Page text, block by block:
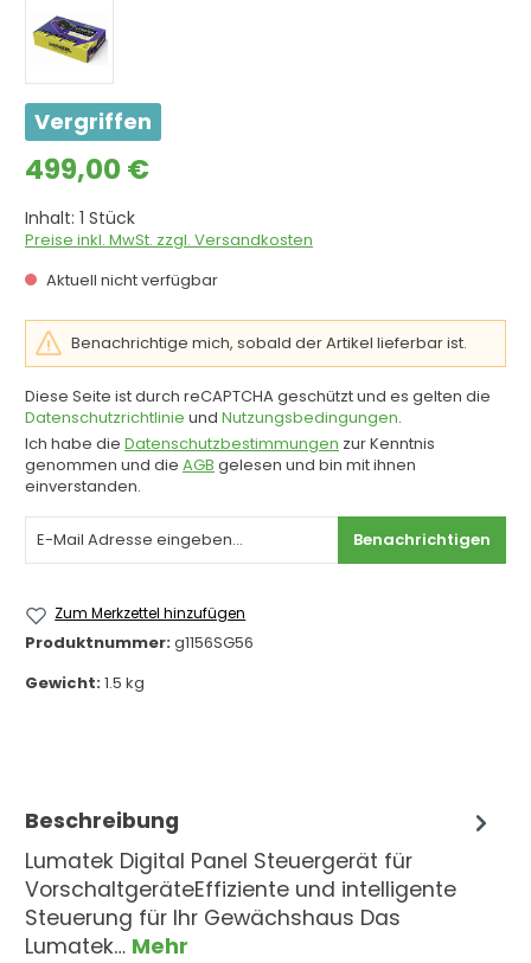
Vergriffen
Regulärer Preis:
499,00 €
Inhalt: 1 Stück
Preise inkl. MwSt. zzgl. Versandkosten
Aktuell nicht verfügbar
Benachrichtige mich, sobald der Artikel lieferbar ist.
Diese Seite ist durch reCAPTCHA geschützt und es gelten die
Datenschutzrichtlinie und Nutzungsbedingungen.
Ich habe die Datenschutzbestimmungen zur Kenntnis
genommen und die AGB gelesen und bin mit ihnen
einverstanden.
Benachrichtigen
Zum Merkzettel hinzufügen
Produktnummer:g1156SG56
Gewicht:1.5 kg
Beschreibung
Lumatek Digital Panel Steuergerät für
VorschaltgeräteEffiziente und intelligente
Steuerung für Ihr Gewächshaus Das
Lumatek… Mehr